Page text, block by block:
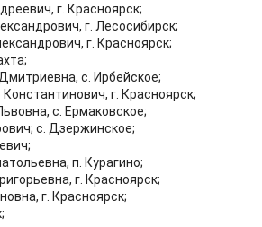
г. Красноярск;
г. Лесосибирск;
г. Красноярск;
с. Ирбейское;
г. Красноярск;
с. Ермаковское;
с. Дзержинское;
п. Курагино;
г. Красноярск;
г. Красноярск;